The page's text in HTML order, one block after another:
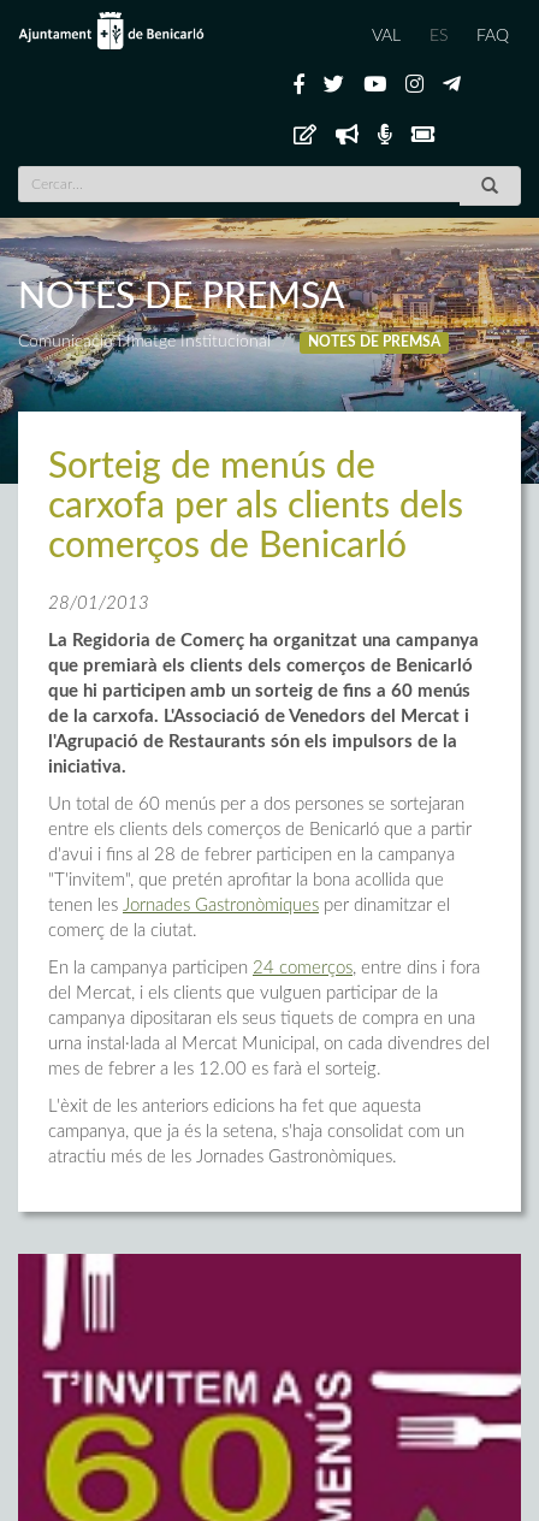
VAL ES FAQ
NOTES DE PREMSA
Comunicació i Imatge Institucional NOTES DE PREMSA
Sorteig de menús de
carxofa per als clients dels
comerços de Benicarló
28/01/2013
La Regidoria de Comerç ha organitzat una campanya
que premiarà els clients dels comerços de Benicarló
que hi participen amb un sorteig de fins a 60 menús
de la carxofa. L'Associació de Venedors del Mercat i
l'Agrupació de Restaurants són els impulsors de la
iniciativa.
Un total de 60 menús per a dos persones se sortejaran
entre els clients dels comerços de Benicarló que a partir
d'avui i fins al 28 de febrer participen en la campanya
"T'invitem", que pretén aprofitar la bona acollida que
tenen les Jornades Gastronòmiques per dinamitzar el
comerç de la ciutat.
En la campanya participen 24 comerços, entre dins i fora
del Mercat, i els clients que vulguen participar de la
campanya dipositaran els seus tiquets de compra en una
urna instal·lada al Mercat Municipal, on cada divendres del
mes de febrer a les 12.00 es farà el sorteig.
L'èxit de les anteriors edicions ha fet que aquesta
campanya, que ja és la setena, s'haja consolidat com un
atractiu més de les Jornades Gastronòmiques.